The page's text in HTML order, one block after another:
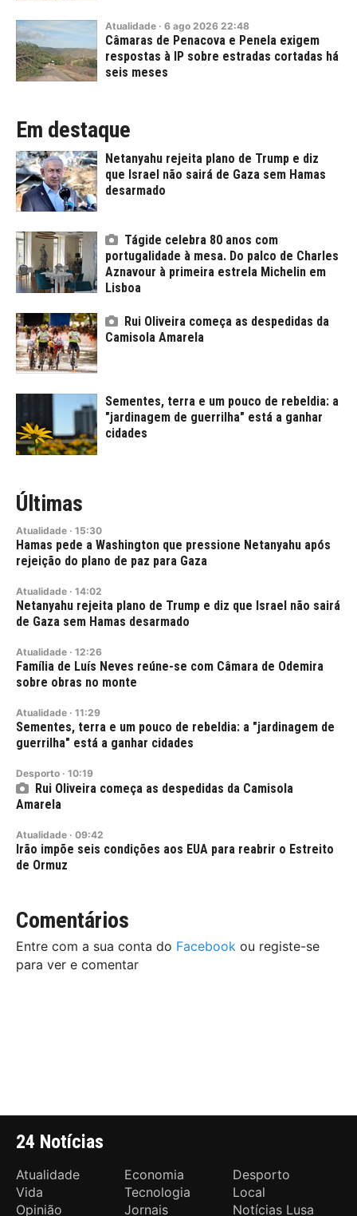
Atualidade · 6 ago 2026 22:48
Câmaras de Penacova e Penela exigem
respostas à IP sobre estradas cortadas há
seis meses
Em destaque
Netanyahu rejeita plano de Trump e diz
que Israel não sairá de Gaza sem Hamas
desarmado
Tágide celebra 80 anos com
portugalidade à mesa. Do palco de Charles
Aznavour à primeira estrela Michelin em
Lisboa
Rui Oliveira começa as despedidas da
Camisola Amarela
Sementes, terra e um pouco de rebeldia: a
"jardinagem de guerrilha" está a ganhar
cidades
Últimas
Atualidade · 15:30
Hamas pede a Washington que pressione Netanyahu após
rejeição do plano de paz para Gaza
Atualidade · 14:02
Netanyahu rejeita plano de Trump e diz que Israel não sairá
de Gaza sem Hamas desarmado
Atualidade · 12:26
Família de Luís Neves reúne-se com Câmara de Odemira
sobre obras no monte
Atualidade · 11:29
Sementes, terra e um pouco de rebeldia: a "jardinagem de
guerrilha" está a ganhar cidades
Desporto · 10:19
Rui Oliveira começa as despedidas da Camisola
Amarela
Atualidade · 09:42
Irão impõe seis condições aos EUA para reabrir o Estreito
de Ormuz
Comentários
Entre com a sua conta do Facebook ou registe-se
para ver e comentar
24 Notícias
Atualidade Economia
Desporto
Vida
Tecnologia
Local
Opinião
Jornais Notícias Lusa